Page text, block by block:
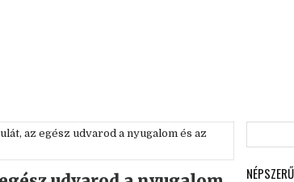
az egész udvarod a nyugalom és az